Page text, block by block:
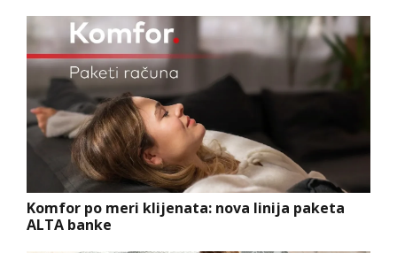
Komfor po meri klijenata: nova linija paketa
ALTA banke